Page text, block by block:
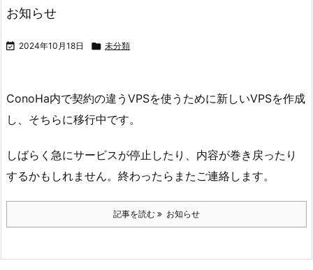
お知らせ
 2024年10月18日  未分類
ConoHa内で契約の違うVPSを使うために新しいVPSを作成
し、そちらに移行中です。
しばらく急にサービスが停止したり、内容が巻き戻ったり
するかもしれません。終わったらまたご連絡します。
記事を読む お知らせ